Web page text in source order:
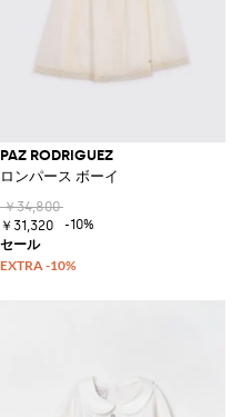
PAZ RODRIGUEZ
ロンパース ボーイ
￥34,800
￥31,320
-10%